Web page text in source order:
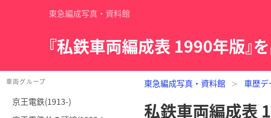
東急編成写真・資料館
『私鉄車両編成表 1990年版』
車両グループ
京王電鉄(1913-)
東急編成写真・資料館 車歴デ
私鉄車両編成表